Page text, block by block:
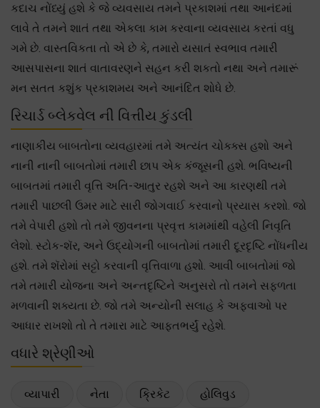
કદાચ નોંધ્યું હશે કે જે વ્યવસાય તમને પ્રકાશમાં તથા આનંદમાં
લાવે તે તમને શાતં તથા એકલા કામ કરવાના વ્યવસાય કરતાં વધુ
ગમે છે. વાસ્તવિકતા તો એ છે કે, તમારો યસાતં સ્વભાવ તમારી
આસપાસના શાતં વાતાવરણને સહન કરી શકતો નથા અને તમારૂં
મન સતત કશુંક પ્રકાશમય અને આનંદિત શોધે છે.
રિચાર્ડ બ્લેકવેલ ની વિત્તીય કુંડલી
નાણાકીય બાબતોના વ્યવહારમાં તમે અત્યંત ચોક્ક્સ હશો અને
નાની નાની બાબતોમાં તમારી છાપ એક કંજૂસની હશે. ભવિષ્યની
બાબતમાં તમારી વૃત્તિ અતિ-આતુર રહશે અને આ કારણથી તમે
તમારી પાછલી ઉમર માટે સારી જોગવાઈ કરવાનો પ્રયાસ કરશો. જો
તમે વેપારી હશો તો તમે જીવનના પ્રવૃત્ત કામમાંથી વહેલી નિવૃતિ
લેશો. સ્ટોક-શૅર, અને ઉદ્યોગની બાબતોમાં તમારી દૂરદૃષ્ટિ નોંધનીય
હશે. તમે શૅરોમાં સટ્ટો કરવાની વૃત્તિવાળા હશો. આવી બાબતોમાં જો
તમે તમારી યોજના અને અન્તદૃષ્ટિને અનુસરો તો તમને સફળતા
મળવાની શક્યતા છે. જો તમે અન્યોની સલાહ કે અફવાઓ પર
આધાર રાખશો તો તે તમારા માટે આફતભર્યું રહેશે.
વધારે શ્રેણીઓ
વ્યાપારી નેતા ક્રિકેટ હોલિવુડ